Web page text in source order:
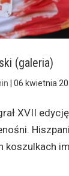
(galeria)
06 kwietnia
XVII
koszulkach